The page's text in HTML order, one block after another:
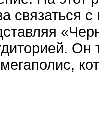
связаться
Он